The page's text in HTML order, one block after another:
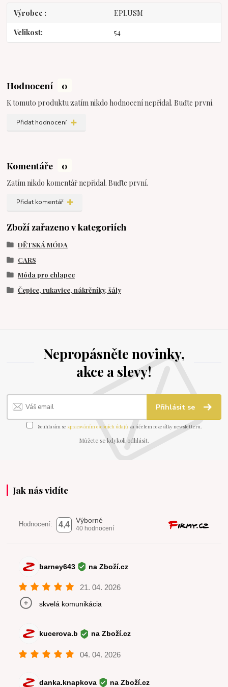
Výrobce EPLUSM
Velikost 54
Hodnocení 0
K tomuto produktu zatím nikdo hodnocení nepřidal. Buďte první.
Přidat hodnocení
Komentáře 0
Zatím nikdo komentář nepřidal. Buďte první.
Přidat komentář
Zboží zařazeno v kategoriích
DĚTSKÁ MÓDA
CARS
Móda pro chlapce
Čepice, rukavice, nákrčníky, šály
Nepropásněte novinky,
akce a slevy!
Přihlásit se
Souhlasím se zpracováním osobních údajů za účelem rozesílky newsletteru.
Můžete se kdykoli odhlásit.
Jak nás vidíte